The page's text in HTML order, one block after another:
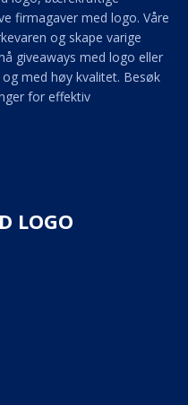
firmagaver med logo. Våre
og skape varige
giveaways med logo eller
med høy kvalitet. Besøk
for effektiv
LOGO